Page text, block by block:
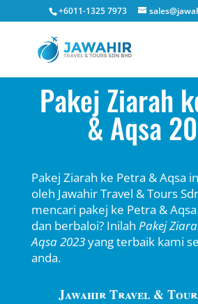
+6011-1325 7973
Pakej Ziarah
& Aqsa
Pakej Ziarah ke Petra & Aqsa
oleh Jawahir Travel & Tours
mencari pakej ke Petra &
dan berbaloi? Inilah Pakej
Aqsa2023yang terbaik kami
anda.
Jawahir Travel &